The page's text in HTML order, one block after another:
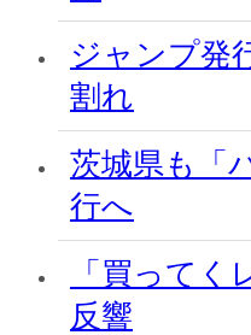
ジャンプ発
割れ
茨城県も「
行へ
「買ってく
反響